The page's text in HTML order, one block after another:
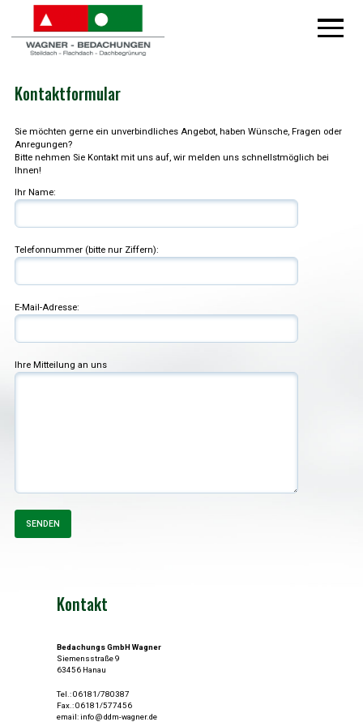
Kontaktformular
Sie möchten gerne ein unverbindliches Angebot, haben Wünsche, Fragen oder
Anregungen?
Bitte nehmen Sie Kontakt mit uns auf, wir melden uns schnellstmöglich bei
Ihnen!
Ihr Name:
Telefonnummer (bitte nur Ziffern):
E-Mail-Adresse:
Ihre Mitteilung an uns
SENDEN
Kontakt
Bedachungs GmbH Wagner
Siemensstraße 9
63456 Hanau
Tel.: 06181/780387
Fax.: 06181/577456
email: info @ ddm-wagner.de